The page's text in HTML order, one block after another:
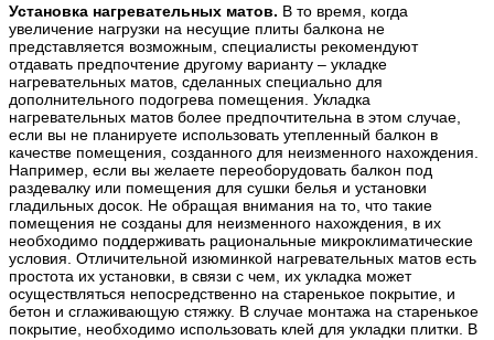
Установка нагревательных матов. В то время, когда
увеличение нагрузки на несущие плиты балкона не
представляется возможным, специалисты рекомендуют
отдавать предпочтение другому варианту – укладке
нагревательных матов, сделанных специально для
дополнительного подогрева помещения. Укладка
нагревательных матов более предпочтительна в этом случае,
если вы не планируете использовать утепленный балкон в
качестве помещения, созданного для неизменного нахождения.
Например, если вы желаете переоборудовать балкон под
раздевалку или помещения для сушки белья и установки
гладильных досок. Не обращая внимания на то, что такие
помещения не созданы для неизменного нахождения, в их
необходимо поддерживать рациональные микроклиматические
условия. Отличительной изюминкой нагревательных матов есть
простота их установки, в связи с чем, их укладка может
осуществляться непосредственно на старенькое покрытие, и
бетон и сглаживающую стяжку. В случае монтажа на старенькое
покрытие, необходимо использовать клей для укладки плитки. В